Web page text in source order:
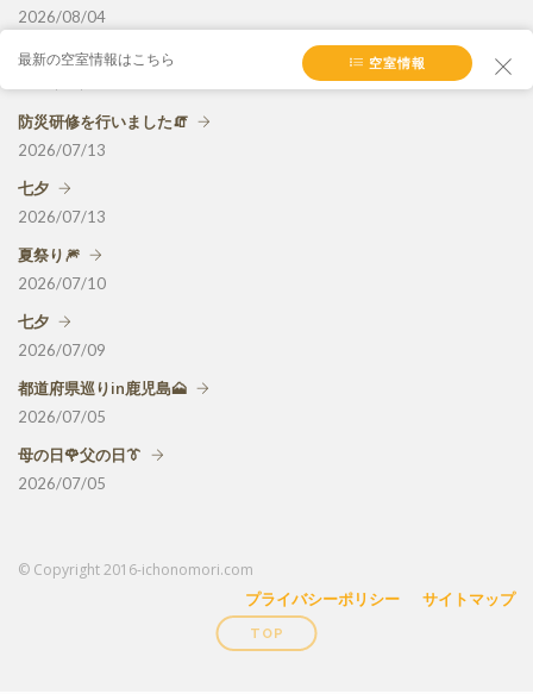
最新の空室情報はこちら 空室情報
2026/08/04
土曜丑の日
防災研修を行いました🧯
2026/07/13
七夕
2026/07/13
夏祭り🎆
2026/07/10
七夕
2026/07/09
都道府県巡りin鹿児島🗻
2026/07/05
母の日🌹父の日👔
2026/07/05
© Copyright 2016-ichonomori.com
プライバシーポリシー サイトマップ
TOP